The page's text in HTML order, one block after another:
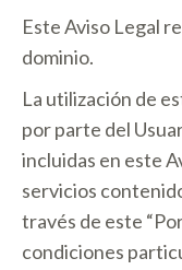
Este Aviso Legal
dominio.
La utilización de
por parte del
incluidas en este
servicios
través de este
condiciones